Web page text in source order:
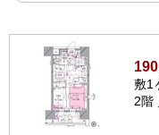
敷1
2階